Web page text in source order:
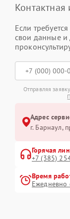
Если
свои данные и
Отправляя
Адрес
г. Барнаул,
Горячая
+7 (385)
Время
Ежедневно